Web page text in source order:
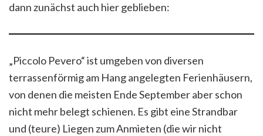
dann zunächst auch hier geblieben:
„Piccolo Pevero“ ist umgeben von diversen
terrassenförmig am Hang angelegten Ferienhäusern,
von denen die meisten Ende September aber schon
nicht mehr belegt schienen. Es gibt eine Strandbar
und (teure) Liegen zum Anmieten (die wir nicht